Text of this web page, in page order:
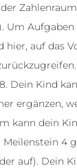
Um Aufgaben
hier, auf das
Dein Kind
ergänzen,
kann dein
Meilenstein 4
auf). Dein